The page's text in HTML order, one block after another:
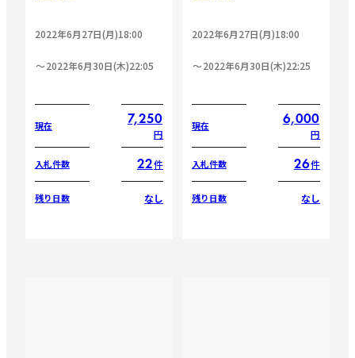
2022年6月27日(月)18:00
2022年6月30日(木)22:05
現在 7,250
円
入札件数 22件
残り日数 なし
2022年6月27日(月)18:00
2022年6月30日(木)22:25
現在 6,000
円
入札件数 26件
残り日数 なし